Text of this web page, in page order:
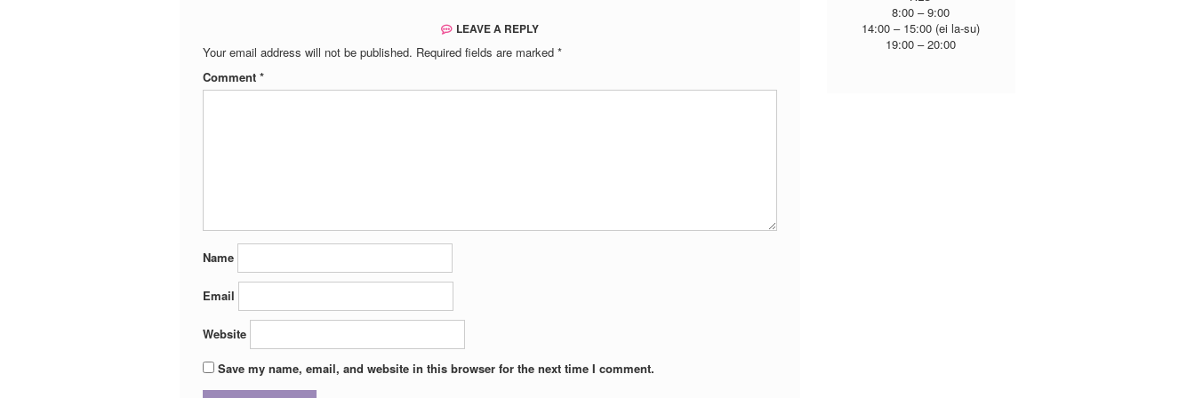
LEAVE A REPLY
Your email address will not be published. Required fields are marked *
Comment *
Name
Email
Website
Save my name, email, and website in this browser for the next time I comment.
8:00 – 9:00
14:00 – 15:00 (ei la-su)
19:00 – 20:00